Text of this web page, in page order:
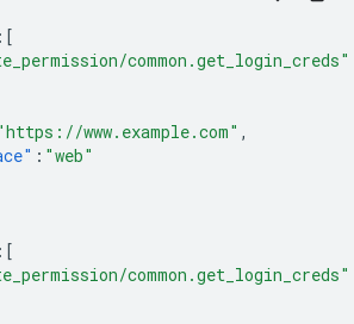
:[
common.get_login_creds"
www.example.com" ,
: "web"
:[
common.get_login_creds"